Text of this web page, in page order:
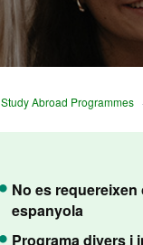
Study Abroad Programmes
No es
espanyola
Programa divers i